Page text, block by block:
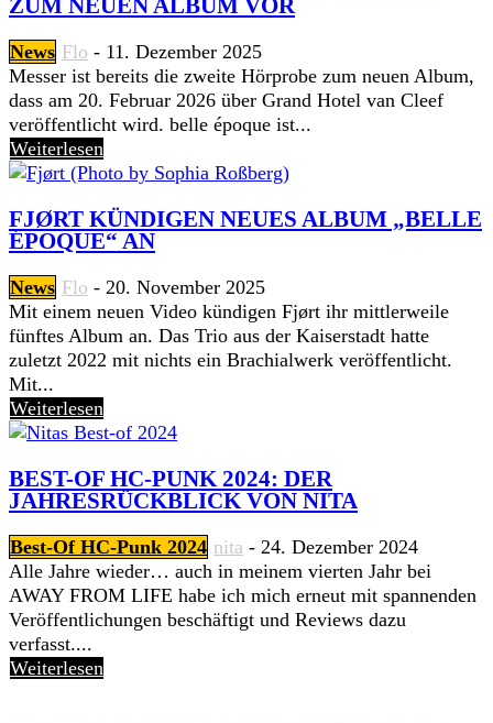
News Flo - 11. Dezember 2025
Messer ist bereits die zweite Hörprobe zum neuen Album,
dass am 20. Februar 2026 über Grand Hotel van Cleef
veröffentlicht wird. belle époque ist...
Weiterlesen
FJØRT KÜNDIGEN NEUES ALBUM „BELLE
ÉPOQUE“ AN
News Flo - 20. November 2025
Mit einem neuen Video kündigen Fjørt ihr mittlerweile
fünftes Album an. Das Trio aus der Kaiserstadt hatte
zuletzt 2022 mit nichts ein Brachialwerk veröffentlicht.
Mit...
Weiterlesen
BEST-OF HC-PUNK 2024: DER
JAHRESRÜCKBLICK VON NITA
Best-Of HC-Punk 2024 nita - 24. Dezember 2024
Alle Jahre wieder… auch in meinem vierten Jahr bei
AWAY FROM LIFE habe ich mich erneut mit spannenden
Veröffentlichungen beschäftigt und Reviews dazu
verfasst....
Weiterlesen